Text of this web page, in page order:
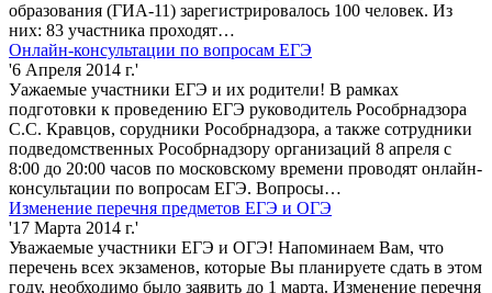
образования (ГИА-11) зарегистрировалось 100 человек. Из
них: 83 участника проходят…
Онлайн-консультации по вопросам ЕГЭ
'6 Апреля 2014 г.'
Уажаемые участники ЕГЭ и их родители! В рамках
подготовки к проведению ЕГЭ руководитель Рособрнадзора
С.С. Кравцов, сорудники Рособрнадзора, а также сотрудники
подведомственных Рособрнадзору организаций 8 апреля с
8:00 до 20:00 часов по московскому времени проводят онлайн-
консультации по вопросам ЕГЭ. Вопросы…
Изменение перечня предметов ЕГЭ и ОГЭ
'17 Марта 2014 г.'
Уважаемые участники ЕГЭ и ОГЭ! Напоминаем Вам, что
перечень всех экзаменов, которые Вы планируете сдать в этом
году, необходимо было заявить до 1 марта. Изменение перечня